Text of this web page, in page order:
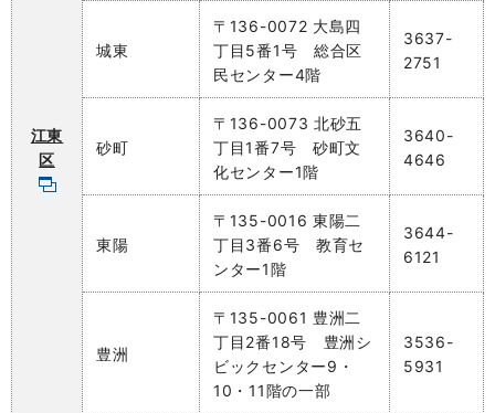
江東
区
城東
〒136-0072 大島四
丁目5番1号 総合区
民センター4階
3637-
2751
砂町
〒136-0073 北砂五
丁目1番7号 砂町文
化センター1階
3640-
4646
東陽
〒135-0016 東陽二
丁目3番6号 教育セ
ンター1階
3644-
6121
豊洲
〒135-0061 豊洲二
丁目2番18号 豊洲シ
ビックセンター9・
10・11階の一部
3536-
5931